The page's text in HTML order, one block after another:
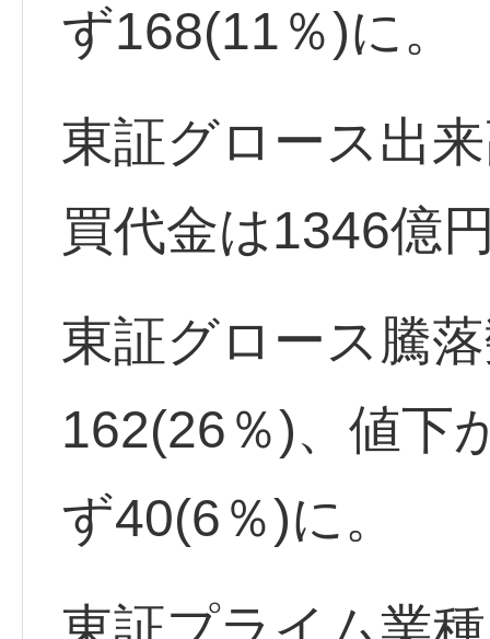
ず168(11％)に。
東証グロース出
買代金は1346億
東証グロース騰
162(26％)、値下
ず40(6％)に。